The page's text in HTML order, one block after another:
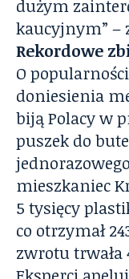
dużym
kaucyjnym” –
Rekordowe
O
doniesienia
biją Polacy w
puszek do
mieszkaniec
5 tysięcy
co otrzymał
zwrotu trwała